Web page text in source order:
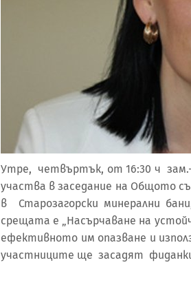
Утре, четвъртък, от 16:30 ч
участва в заседание на Общото
в Старозагорски минерални
срещата е „Насърчаване на
ефективното им опазване и
участниците ще засадят